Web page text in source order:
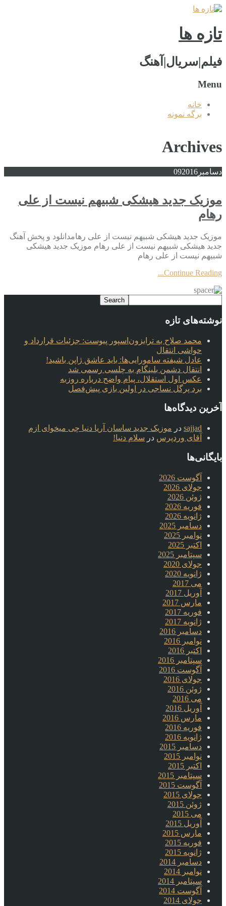
تازه ها
فیلم|سریال|آهنگ
Menu
خانه
برگه نمونه
Archives
دسامبر 092016
موزیک جدید هیشکی شبیهم نیست از علی
رهام
موزیک جدید هیشکی شبیهم نیست از علی رهامدانلود و پخش آهنگ
جدید هیشکی شبیهم نیست از علی رهام موزیک جدید هیشکی
شبیهم نیست از علی رهام
Continue Reading...
نوشته‌های تازه
محمد صلاح به ترابزون‌اسپور پیوست: جزئیات قرارداد و
حواشی انتقال
عادل شیفته سامورایی‌ها: باید عاشق ژاپن باشید!
انتقال دشمن بلینگام به چلسی رسمی شد
عکس اول استقلال، پیام واضح درباره روزبه
برد پرگل نساجی در اولین بازی پیش‌فصل
آخرین دیدگاه‌ها
sajjad در موزیک جدید ساسان آریا دنیا چی میخوای ازم
آقای وردپرس در سلام دنیا!
بایگانی‌ها
آگوست 2026
جولای 2026
ژوئن 2026
فوریه 2026
ژانویه 2026
دسامبر 2025
نوامبر 2025
اکتبر 2025
سپتامبر 2025
جولای 2020
ژانویه 2020
می 2017
آوریل 2017
مارس 2017
فوریه 2017
ژانویه 2017
دسامبر 2016
نوامبر 2016
اکتبر 2016
سپتامبر 2016
آگوست 2016
جولای 2016
ژوئن 2016
می 2016
آوریل 2016
مارس 2016
فوریه 2016
ژانویه 2016
دسامبر 2015
نوامبر 2015
اکتبر 2015
سپتامبر 2015
آگوست 2015
جولای 2015
ژوئن 2015
می 2015
آوریل 2015
مارس 2015
فوریه 2015
ژانویه 2015
دسامبر 2014
نوامبر 2014
سپتامبر 2014
آگوست 2014
جولای 2014